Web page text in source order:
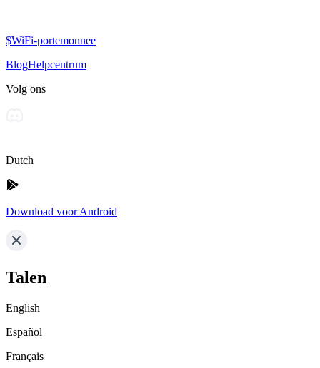
$WiFi-portemonnee
BlogHelpcentrum
Volg ons
Dutch
Download voor Android
Talen
English
Español
Français